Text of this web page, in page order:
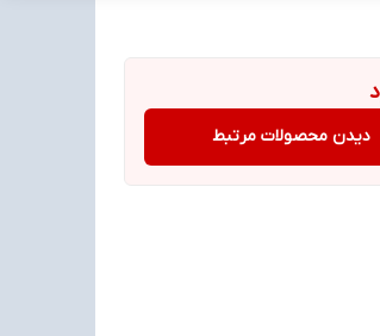
دیدن محصولات مرتبط